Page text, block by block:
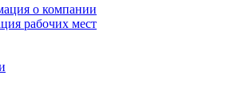
о компании
рабочих мест